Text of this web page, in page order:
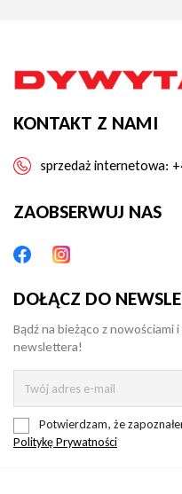
KONTAKT Z NAMI
sprzedaż internetowa:
ZAOBSERWUJ NAS
DOŁĄCZ DO
Bądź na bieżąco z nowościami
newslettera!
Potwierdzam, że
Politykę Prywatności